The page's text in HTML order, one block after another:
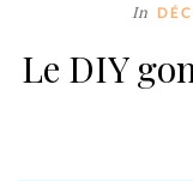
In
Le DIY